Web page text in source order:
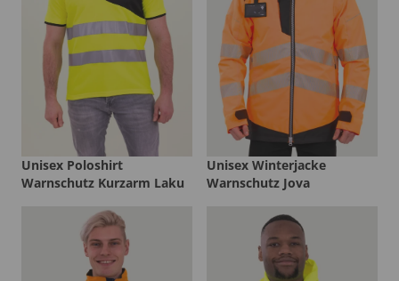
Unisex Poloshirt
Warnschutz Kurzarm Laku
Unisex Winterjacke
Warnschutz Jova